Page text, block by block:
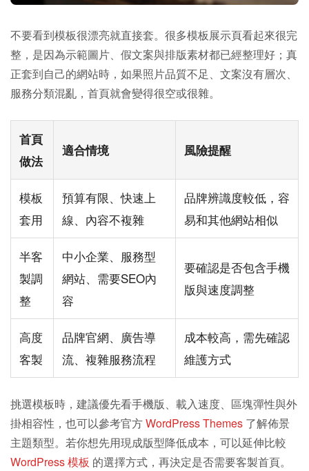
不要看到模板很漂亮就直接套。很多模板展示頁看起來很完
整，是因為示範圖片、假文案與排版素材都已經整理好；真
正套到自己的網站時，如果照片品質不足、文案沒有層次、
服務分類混亂，首頁就會變得很空或很雜。
首頁
做法
適合情境 風險提醒
模板
套用
預算有限、快速上
線、內容不複雜
品牌辨識度較低，容
易和其他網站相似
半客
製調
整
中小企業、服務型
網站、需要SEO內
容
要確認是否包含手機
版與速度調整
高度
客製
品牌官網、廣告導
流、複雜服務流程
成本較高，需先確認
維護方式
挑選模板時，建議優先看手機版、載入速度、區塊彈性與外
掛相容性，也可以參考官方WordPress Themes 了解佈景
主題類型。若你想先用現成版型降低成本，可以延伸比較
WordPress 模板 的選擇方式，再決定是否需要客製首頁。